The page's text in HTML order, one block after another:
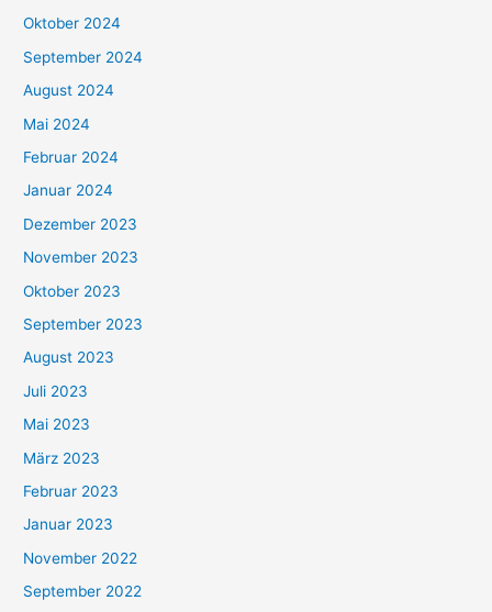
Oktober 2024
September 2024
August 2024
Mai 2024
Februar 2024
Januar 2024
Dezember 2023
November 2023
Oktober 2023
September 2023
August 2023
Juli 2023
Mai 2023
März 2023
Februar 2023
Januar 2023
November 2022
September 2022